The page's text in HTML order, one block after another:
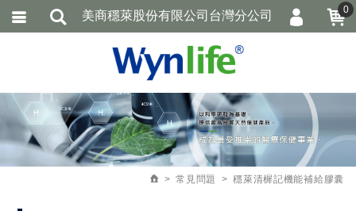
常見問題 穩萊清樨記機能補給膠囊
美商穩萊股份有限公司台灣分公司 0
會員登入
加入會員
忘記密碼
訂單查詢
追蹤清單
繁體中文